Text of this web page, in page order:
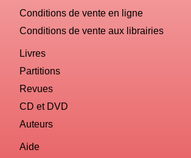
Conditions de vente en ligne
Conditions de vente aux librairies
Livres
Partitions
Revues
CD et DVD
Auteurs
Aide